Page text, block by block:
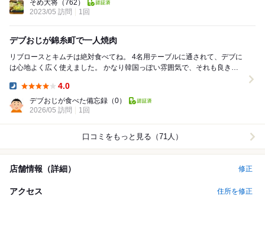
そめ大将 （762）
2023/05 訪問
1回
デブおじが錦糸町で一人焼肉
リブロースとキムチは絶対食べてね。 4名用テーブルに通されて、デブに
は心地よく広く使えました。 かなり韓国っぽい雰囲気で、それも良きで
4.0
デブおじが食べた備忘録 （0）
2026/05 訪問
1回
口コミをもっと見る（71人）
店舗情報（詳細） 修正
アクセス 住所を修正